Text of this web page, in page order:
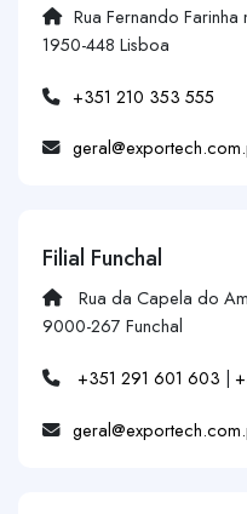
Rua Fernando
1950-448 Lisboa
+351 210 353 555
Filial Funchal
Rua da Capela do
9000-267 Funchal
+351 291 601 603 |